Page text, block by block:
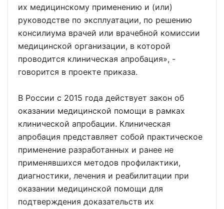
их медицинскому применению и (или)
руководстве по эксплуатации, по решению
консилиума врачей или врачебной комиссии
медицинской организации, в которой
проводится клиническая апробация», -
говорится в проекте приказа.
В России с 2015 года действует закон об
оказании медицинской помощи в рамках
клинической апробации. Клиническая
апробация представляет собой практическое
применение разработанных и ранее не
применявшихся методов профилактики,
диагностики, лечения и реабилитации при
оказании медицинской помощи для
подтверждения доказательств их